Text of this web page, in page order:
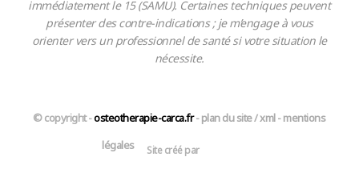
immédiatement le 15 (SAMU). Certaines techniques peuvent
présenter des contre-indications ; je m’engage à vous
orienter vers un professionnel de santé si votre situation le
nécessite.
© copyright -osteotherapie-carca.fr-plan du site/xml-mentions
légales
Site créé par